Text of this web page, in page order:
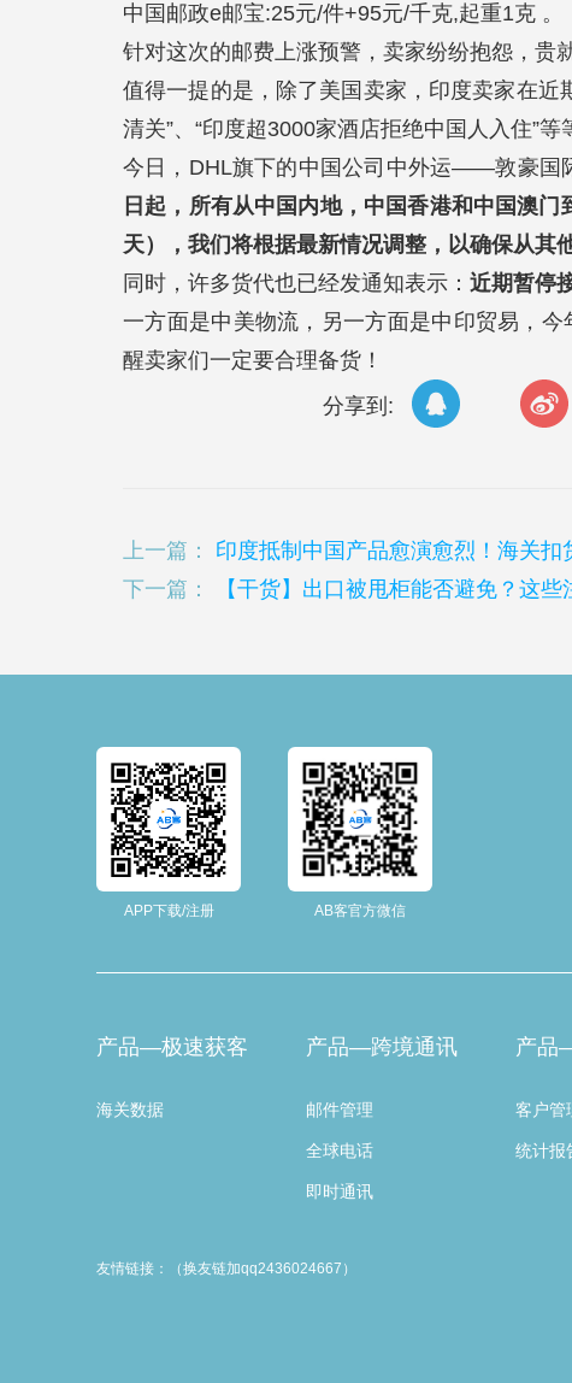
中国邮政e邮宝:25元/件+95元/千克,起重1克 。
针对这次的邮费上涨预警，卖家纷纷抱怨，贵
值得一提的是，除了美国卖家，印度卖家在近
清关”、“印度超3000家酒店拒绝中国人入住”等
今日，DHL旗下的中国公司中外运——敦豪国
日起，所有从中国内地，中国香港和中国澳
天），我们将根据最新情况调整，以确保从其
同时，许多货代也已经发通知表示： 近期暂停
一方面是中美物流，另一方面是中印贸易，
醒卖家们一定要合理备货！
分享到:
上一篇： 印度抵制中国产品愈演愈烈！海关扣
下一篇：
【干货】出口被甩柜能否避免？这些
APP下载/注册 AB客官方微信
产品—极速获客
海关数据
产品—跨境通讯
邮件管理
全球电话
即时通讯
产品
客户管
统计报
友情链接：（换友链加qq2436024667）